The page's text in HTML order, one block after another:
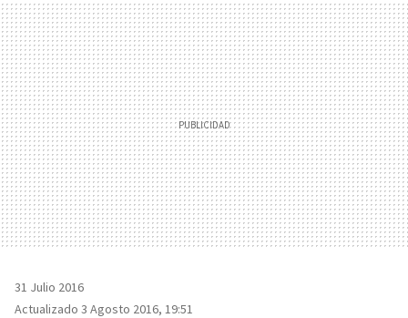
MAIL
31 Julio 2016
Actualizado 3 Agosto 2016, 19:51